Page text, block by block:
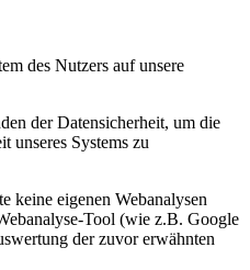
des Nutzers auf unsere
der Datensicherheit, um die
unseres Systems zu
keine eigenen Webanalysen
Tool (wie z.B. Google
der zuvor erwähnten